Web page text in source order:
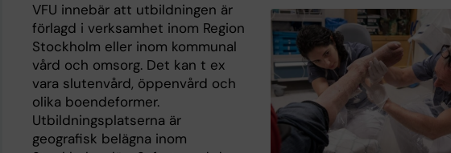
VFU innebär att utbildningen är
förlagd i verksamhet inom Region
Stockholm eller inom kommunal
vård och omsorg. Det kan t ex
vara slutenvård, öppenvård och
olika boendeformer.
Utbildningsplatserna är
geografisk belägna inom